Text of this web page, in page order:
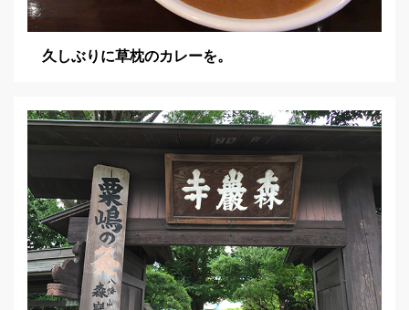
久しぶりに草枕のカレーを。